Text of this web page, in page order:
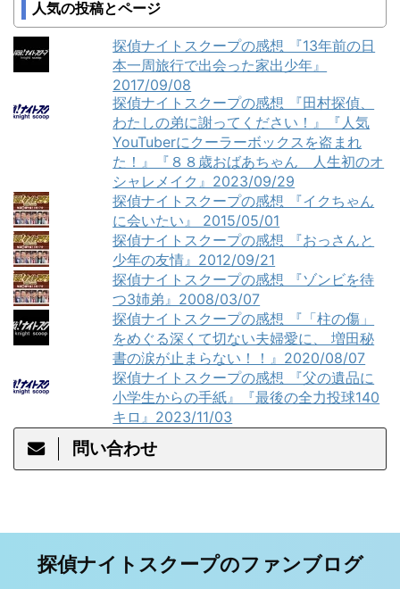
人気の投稿とページ
探偵ナイトスクープの感想 『13年前の日
本一周旅行で出会った家出少年』
2017/09/08
探偵ナイトスクープの感想 『田村探偵、
わたしの弟に謝ってください！』『人気
YouTuberにクーラーボックスを盗まれ
た！』『８８歳おばあちゃん 人生初のオ
シャレメイク』2023/09/29
探偵ナイトスクープの感想 『イクちゃん
に会いたい』 2015/05/01
探偵ナイトスクープの感想 『おっさんと
少年の友情』2012/09/21
探偵ナイトスクープの感想 『ゾンビを待
つ3姉弟』2008/03/07
探偵ナイトスクープの感想 『「柱の傷」
をめぐる深くて切ない夫婦愛に、 増田秘
書の涙が止まらない！！』2020/08/07
探偵ナイトスクープの感想 『父の遺品に
小学生からの手紙』『最後の全力投球140
キロ』2023/11/03
問い合わせ
探偵ナイトスクープのファンブログ